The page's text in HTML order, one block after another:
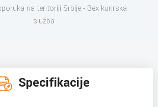
na teritoriji Srbije - Bex kurirska
služba
Specifikacije